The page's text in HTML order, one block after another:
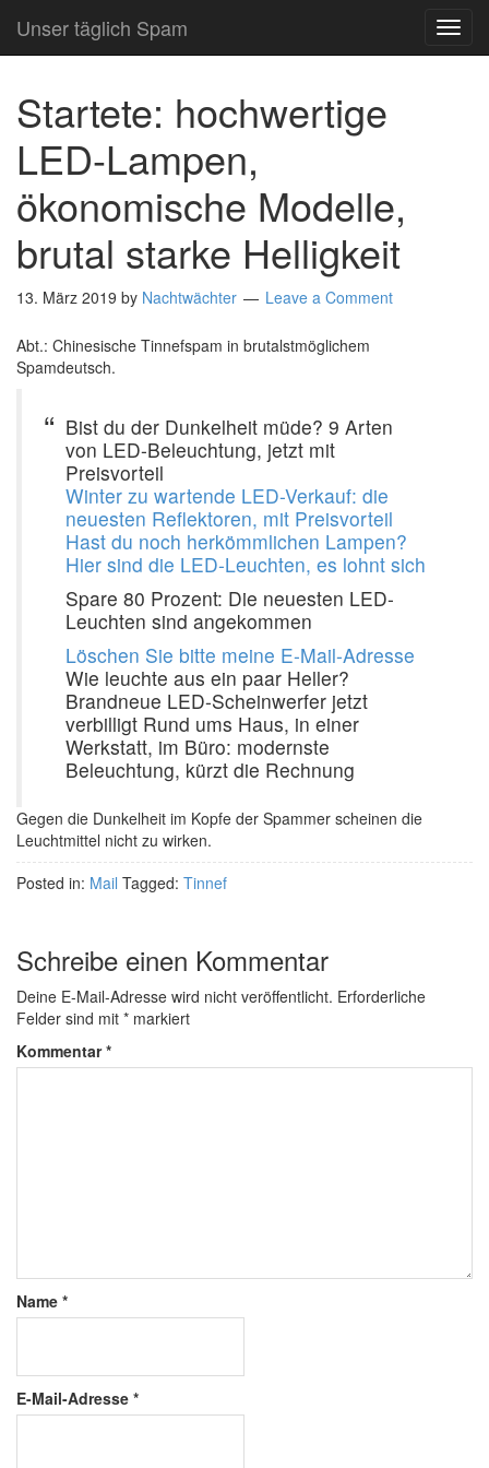
Unser täglich Spam
Startete: hochwertige
LED-Lampen,
ökonomische Modelle,
brutal starke Helligkeit
13. März 2019 by Nachtwächter Leave a Comment
Abt.: Chinesische Tinnefspam in brutalstmöglichem
Spamdeutsch.
Bist du der Dunkelheit müde? 9 Arten
von LED-Beleuchtung, jetzt mit
Preisvorteil
Winter zu wartende LED-Verkauf: die
neuesten Reflektoren, mit Preisvorteil
Hast du noch herkömmlichen Lampen?
Hier sind die LED-Leuchten, es lohnt sich
Spare 80 Prozent: Die neuesten LED-
Leuchten sind angekommen
Löschen Sie bitte meine E-Mail-Adresse
Wie leuchte aus ein paar Heller?
Brandneue LED-Scheinwerfer jetzt
verbilligt Rund ums Haus, in einer
Werkstatt, im Büro: modernste
Beleuchtung, kürzt die Rechnung
Gegen die Dunkelheit im Kopfe der Spammer scheinen die
Leuchtmittel nicht zu wirken.
Posted in: Mail Tagged: Tinnef
Schreibe einen Kommentar
Deine E-Mail-Adresse wird nicht veröffentlicht. Erforderliche
Felder sind mit * markiert
Kommentar*
Name *
E-Mail-Adresse *